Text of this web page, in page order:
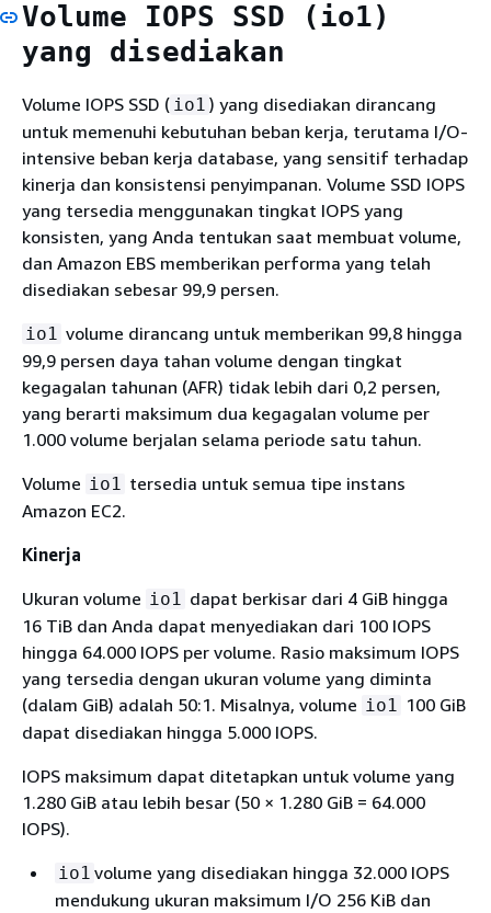
Volume IOPS SSD (io1)
yang disediakan
Volume IOPS SSD ( io1 ) yang disediakan dirancang
untuk memenuhi kebutuhan beban kerja, terutama I/O-
intensive beban kerja database, yang sensitif terhadap
kinerja dan konsistensi penyimpanan. Volume SSD IOPS
yang tersedia menggunakan tingkat IOPS yang
konsisten, yang Anda tentukan saat membuat volume,
dan Amazon EBS memberikan performa yang telah
disediakan sebesar 99,9 persen.
io1 volume dirancang untuk memberikan 99,8 hingga
99,9 persen daya tahan volume dengan tingkat
kegagalan tahunan (AFR) tidak lebih dari 0,2 persen,
yang berarti maksimum dua kegagalan volume per
1.000 volume berjalan selama periode satu tahun.
Volume io1 tersedia untuk semua tipe instans
Amazon EC2.
Kinerja
Ukuran volume io1 dapat berkisar dari 4 GiB hingga
16 TiB dan Anda dapat menyediakan dari 100 IOPS
hingga 64.000 IOPS per volume. Rasio maksimum IOPS
yang tersedia dengan ukuran volume yang diminta
(dalam GiB) adalah 50:1. Misalnya, volume io1
100 GiB
dapat disediakan hingga 5.000 IOPS.
IOPS maksimum dapat ditetapkan untuk volume yang
1.280 GiB atau lebih besar (50 × 1.280 GiB = 64.000
IOPS).
io1 volume yang disediakan hingga 32.000 IOPS
mendukung ukuran maksimum I/O 256 KiB dan